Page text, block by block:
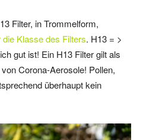
Filter, in Trommelform,
Klasse des Filters. H13 = >
gut ist! Ein H13 Filter gilt als
Corona-Aerosole! Pollen,
überhaupt kein